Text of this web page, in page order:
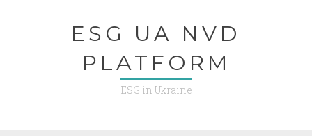
ESG UA NVD
PLATFORM
ESG in Ukraine